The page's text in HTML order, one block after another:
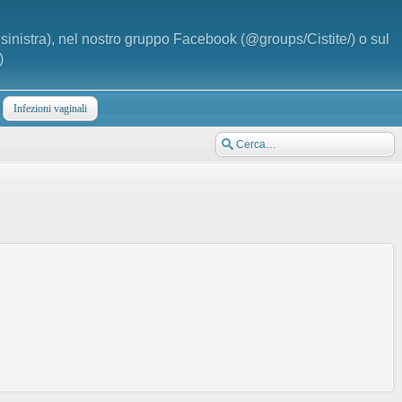
nel nostro gruppo Facebook (@groups/Cistite/) o sul
Infezioni vaginali